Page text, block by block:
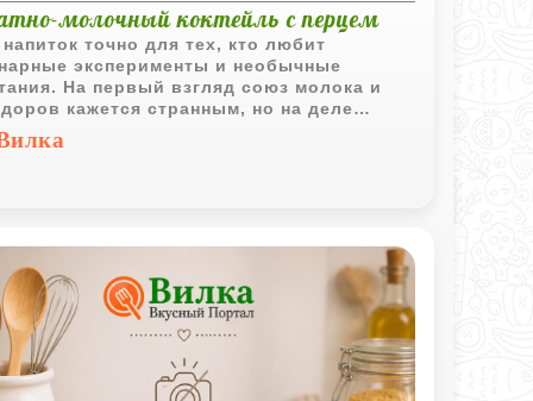
молочный коктейль с перцем
точно для тех, кто любит
эксперименты и необычные
На первый взгляд союз молока и
кажется странным, но на деле
что-то вроде жидкого холодного
очень легкого овощного смузи. Он